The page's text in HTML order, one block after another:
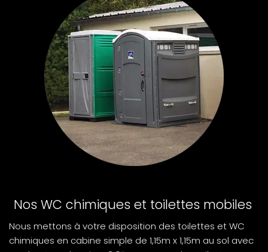
Nos WC chimiques et toilettes mobiles
Nous mettons à votre disposition des toilettes et WC
chimiques en cabine simple de 1,15m x 1,15m au sol avec